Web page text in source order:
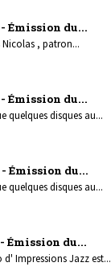
Émission du...
Nicolas , patron...
Émission du...
quelques disques au...
Émission du...
quelques disques au...
Émission du...
Impressions Jazz est...